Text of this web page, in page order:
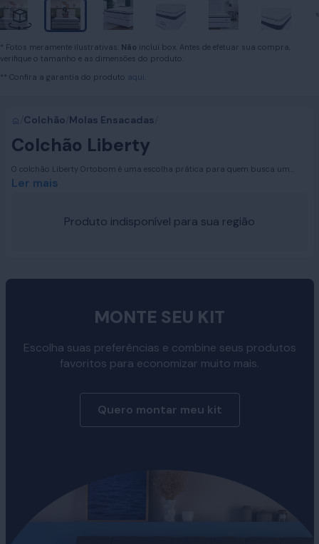
* Fotos meramente ilustrativas: Não inclui box. Antes de efetuar sua compra,
verifique o tamanho e as dimensões do produto.
** Confira a garantia do produto aqui.
Colchão Molas Ensacadas
Colchão Liberty
O colchão Liberty Ortobom é uma escolha prática para quem busca um
colchão Ortobom confortável e resistente. Ele combina molas ensacadas,
Ler mais
Produto indisponível para sua região
MONTE SEU KIT
Escolha suas preferências e combine seus produtos
favoritos para economizar muito mais.
Quero montar meu kit